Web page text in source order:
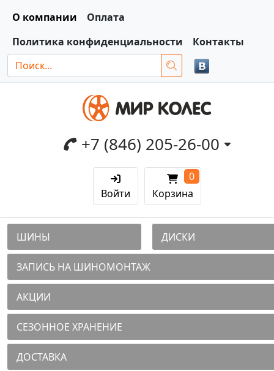
О компании
Оплата
Политика конфиденциальности
Контакты
+7 (846) 205-26-00
Войти Корзина
0
ШИНЫ ДИСКИ
ЗАПИСЬ НА ШИНОМОНТАЖ
АКЦИИ
СЕЗОННОЕ ХРАНЕНИЕ
ДОСТАВКА